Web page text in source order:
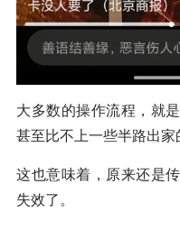
大多数的操作流程，就
甚至比不上一些半路出家
这也意味着，原来还是
失效了。